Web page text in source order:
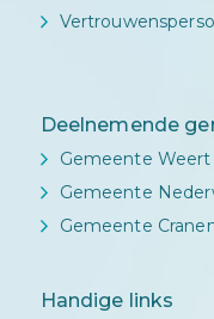
Deelnemende
Gemeente Weert
Gemeente
Gemeente
Handige links